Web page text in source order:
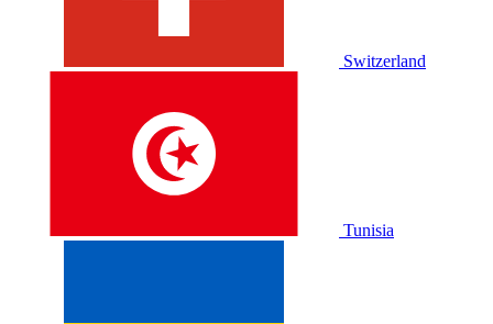
Switzerland
Tunisia